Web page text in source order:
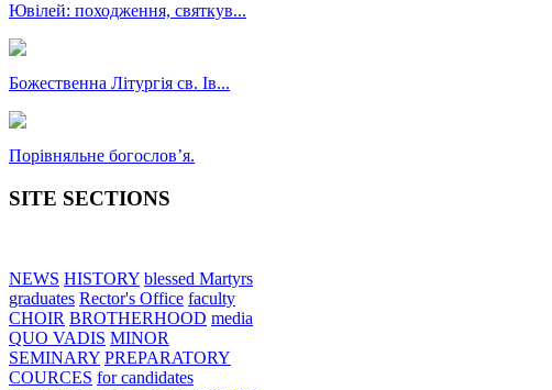
Ювілей: походження, святкув...
Божественна Літургія св. Ів...
Порівняльне богословʼя.
SITE SECTIONS
NEWS HISTORY blessed Martyrs
graduates Rector's Office faculty
CHOIR BROTHERHOOD media
QUO VADIS MINOR
SEMINARY PREPARATORY
COURCES for candidates